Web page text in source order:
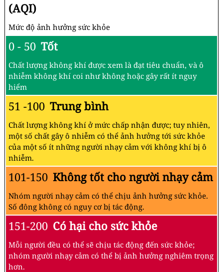
(AQI)
Mức độ ảnh hưởng sức khỏe
0 - 50 Tốt
Chất lượng không khí được xem là đạt tiêu chuẩn, và ô
nhiễm không khí coi như không hoặc gây rất ít nguy
hiểm
51 -100 Trung bình
Chất lượng không khí ở mức chấp nhận được; tuy nhiên,
một số chất gây ô nhiễm có thể ảnh hưởng tới sức khỏe
của một số ít những người nhạy cảm với không khí bị ô
nhiễm.
101-150 Không tốt cho người nhạy cảm
Nhóm người nhạy cảm có thể chịu ảnh hưởng sức khỏe.
Số đông không có nguy cơ bị tác động.
151-200 Có hại cho sức khỏe
Mỗi người đều có thể sẽ chịu tác động đến sức khỏe;
nhóm người nhạy cảm có thể bị ảnh hưởng nghiêm trọng
hơn.